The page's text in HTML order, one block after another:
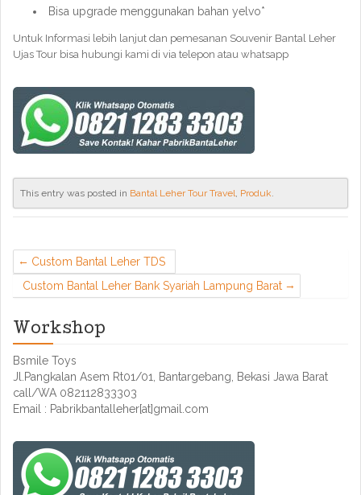
Bisa upgrade menggunakan bahan yelvo*
Untuk Informasi lebih lanjut dan pemesanan Souvenir Bantal Leher
Ujas Tour bisa hubungi kami di via telepon atau whatsapp
This entry was posted in Bantal Leher Tour Travel, Produk.
Custom Bantal Leher TDS
Custom Bantal Leher Bank Syariah Lampung Barat
Workshop
Bsmile Toys
Jl.Pangkalan Asem Rt01/01, Bantargebang, Bekasi Jawa Barat
call/WA 082112833303
Email : Pabrikbantalleher[at]gmail.com